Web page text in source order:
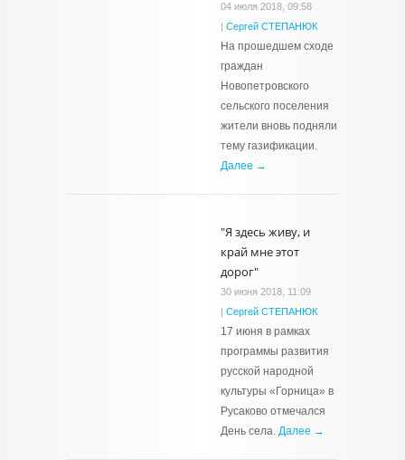
04 июля 2018, 09:58
| Сергей СТЕПАНЮК
На прошедшем сходе
граждан
Новопетровского
сельского поселения
жители вновь подняли
тему газификации.
Далее →
"Я здесь живу, и
край мне этот
дорог"
30 июня 2018, 11:09
| Сергей СТЕПАНЮК
17 июня в рамках
программы развития
русской народной
культуры «Горница» в
Русаково отмечался
День села. Далее →